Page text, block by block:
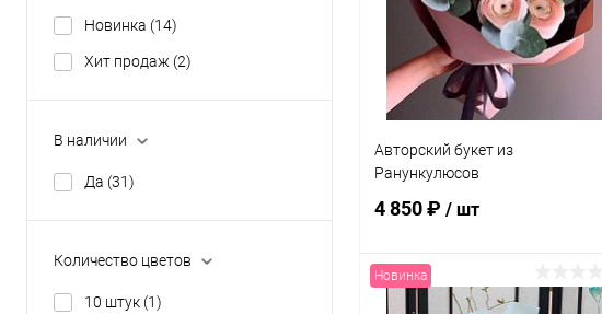
Новинка (14)
Хит продаж (2)
В наличии
Да (31)
Количество цветов
10 штук (1)
Авторский букет из
Ранункулюсов
4 850 ₽ / шт
В корзину
Новинка